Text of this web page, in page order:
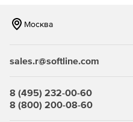
Москва
sales.r@softline.com
8 (495) 232-00-60
8 (800) 200-08-60